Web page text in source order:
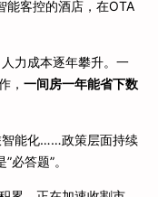
能客控的酒店，在OTA
力成本逐年攀升。一
， 一间房一年能省下数
智能化……政策层面持续
必答题”。